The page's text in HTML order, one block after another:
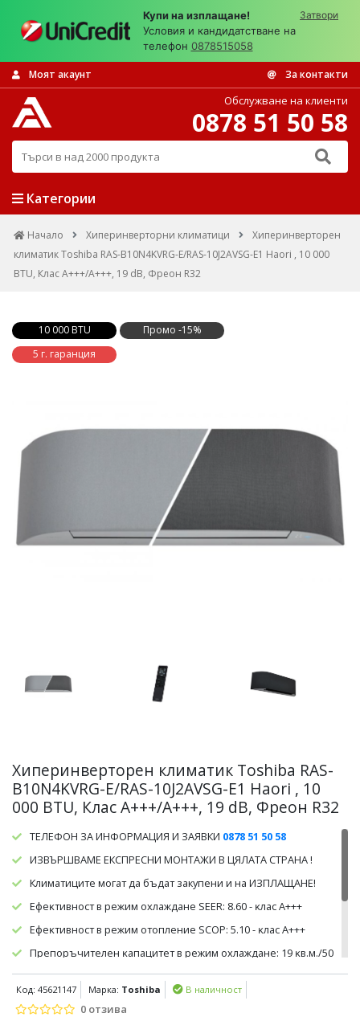
Купи на изплащане!
Условия и кандидатстване на
телефон 0878515058
Затвори
Моят акаунт За контакти
Търси в над 2000 продукта
Обслужване на клиенти
0878 51 50 58
Категории
Начало Хиперинверторни климатици
Хиперинверторен
климатик Toshiba RAS-B10N4KVRG-E/RAS-10J2AVSG-E1 Haori , 10 000
BTU, Клас А+++/A+++, 19 dB, Фреон R32
10 000 BTU
Промо -15%
5 г. гаранция
Хиперинверторен климатик Toshiba RAS-
B10N4KVRG-E/RAS-10J2AVSG-E1 Haori , 10
000 BTU, Клас А+++/A+++, 19 dB, Фреон R32
ТЕЛЕФОН ЗА ИНФОРМАЦИЯ И ЗАЯВКИ 0878 51 50 58
ИЗВЪРШВАМЕ ЕКСПРЕСНИ МОНТАЖИ В ЦЯЛАТА СТРАНА !
Климатиците могат да бъдат закупени и на ИЗПЛАЩАНЕ!
Eфeĸтивнocт в peжим oxлaждaнe ЅЕЕR: 8.60 - ĸлac A+++
Eфeĸтивнocт в peжим oтoплeниe ЅСОР: 5.10 - ĸлac A+++
Πpeпopъчитeлeн ĸaпaцитeт в peжим oxлaждaнe: 19 ĸв.м./50
Πpeпopъчитeлeн ĸaпaцитeт в peжим oтoплeниe: 19 ĸв.м./50
ĸyб.м.
Код: 45621147 Марка: Toshiba В наличност
0 отзива